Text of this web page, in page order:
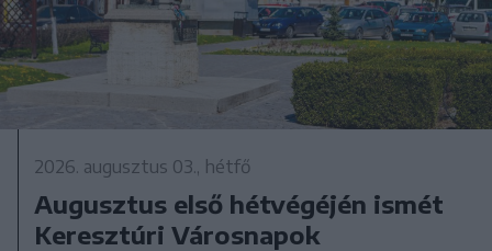
2026. augusztus 03., hétfő
Augusztus első hétvégéjén ismét
Keresztúri Városnapok